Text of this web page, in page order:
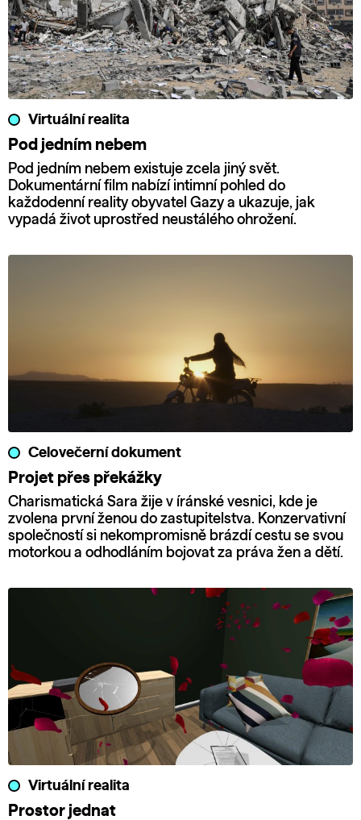
Virtuální realita
Pod jedním nebem
Pod jedním nebem existuje zcela jiný svět.
Dokumentární film nabízí intimní pohled do
každodenní reality obyvatel Gazy a ukazuje, jak
vypadá život uprostřed neustálého ohrožení.
Celovečerní dokument
Projet přes překážky
Charismatická Sara žije v íránské vesnici, kde je
zvolena první ženou do zastupitelstva. Konzervativní
společností si nekompromisně brázdí cestu se svou
motorkou a odhodláním bojovat za práva žen a dětí.
Virtuální realita
Prostor jednat